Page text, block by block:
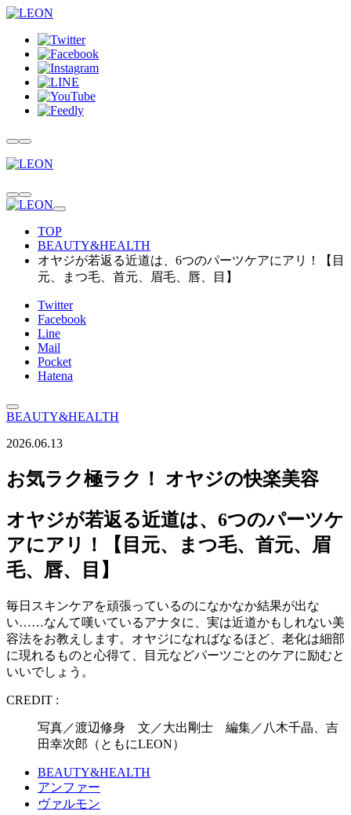
TOP
BEAUTY&HEALTH
オヤジが若返る近道は、6つのパーツケアにアリ！【目
元、まつ毛、首元、眉毛、唇、目】
Twitter
Facebook
Line
Mail
Pocket
Hatena
BEAUTY&HEALTH
2026.06.13
お気ラク極ラク！ オヤジの快楽美容
オヤジが若返る近道は、6つのパーツケ
アにアリ！【目元、まつ毛、首元、眉
毛、唇、目】
毎日スキンケアを頑張っているのになかなか結果が出な
い……なんて嘆いているアナタに、実は近道かもしれない美
容法をお教えします。オヤジになればなるほど、老化は細部
に現れるものと心得て、目元などパーツごとのケアに励むと
いいでしょう。
CREDIT :
写真／渡辺修身 文／大出剛士 編集／八木千晶、吉
田幸次郎（ともにLEON）
BEAUTY&HEALTH
アンファー
ヴァルモン